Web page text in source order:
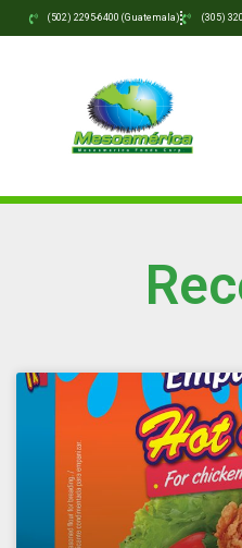
(502) 2295-6400 (Guatemala) (305)